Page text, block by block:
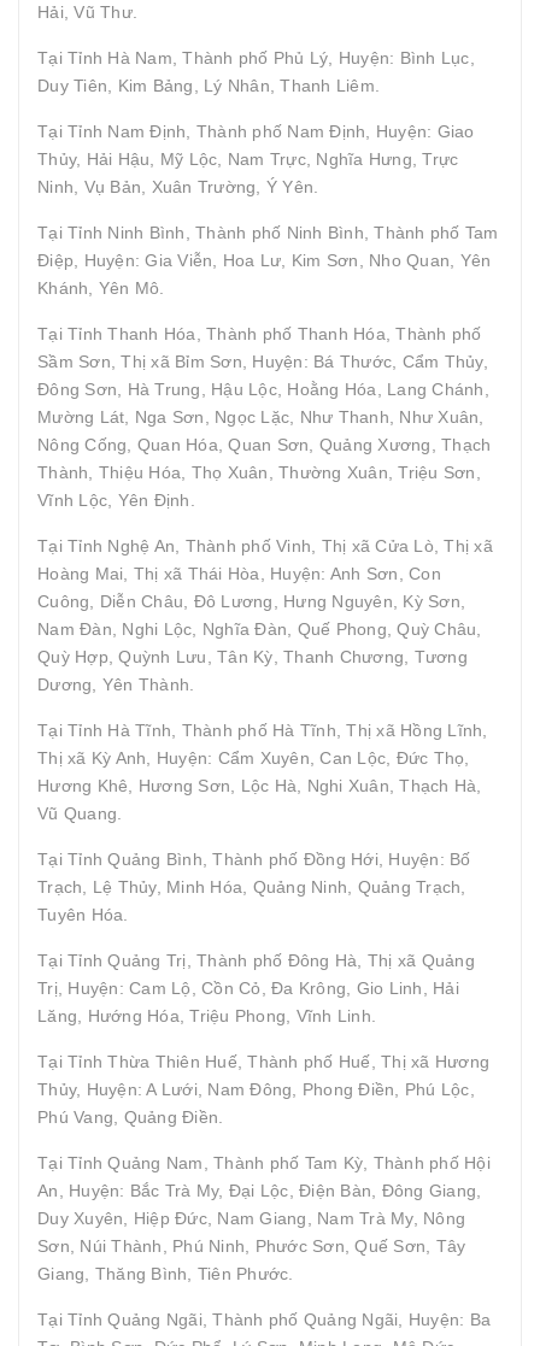
Hải, Vũ Thư.
Tại Tỉnh Hà Nam, Thành phố Phủ Lý, Huyện: Bình Lục,
Duy Tiên, Kim Bảng, Lý Nhân, Thanh Liêm.
Tại Tỉnh Nam Định, Thành phố Nam Định, Huyện: Giao
Thủy, Hải Hậu, Mỹ Lộc, Nam Trực, Nghĩa Hưng, Trực
Ninh, Vụ Bản, Xuân Trường, Ý Yên.
Tại Tỉnh Ninh Bình, Thành phố Ninh Bình, Thành phố Tam
Điệp, Huyện: Gia Viễn, Hoa Lư, Kim Sơn, Nho Quan, Yên
Khánh, Yên Mô.
Tại Tỉnh Thanh Hóa, Thành phố Thanh Hóa, Thành phố
Sầm Sơn, Thị xã Bỉm Sơn, Huyện: Bá Thước, Cẩm Thủy,
Đông Sơn, Hà Trung, Hậu Lộc, Hoằng Hóa, Lang Chánh,
Mường Lát, Nga Sơn, Ngọc Lặc, Như Thanh, Như Xuân,
Nông Cống, Quan Hóa, Quan Sơn, Quảng Xương, Thạch
Thành, Thiệu Hóa, Thọ Xuân, Thường Xuân, Triệu Sơn,
Vĩnh Lộc, Yên Định.
Tại Tỉnh Nghệ An, Thành phố Vinh, Thị xã Cửa Lò, Thị xã
Hoàng Mai, Thị xã Thái Hòa, Huyện: Anh Sơn, Con
Cuông, Diễn Châu, Đô Lương, Hưng Nguyên, Kỳ Sơn,
Nam Đàn, Nghi Lộc, Nghĩa Đàn, Quế Phong, Quỳ Châu,
Quỳ Hợp, Quỳnh Lưu, Tân Kỳ, Thanh Chương, Tương
Dương, Yên Thành.
Tại Tỉnh Hà Tĩnh, Thành phố Hà Tĩnh, Thị xã Hồng Lĩnh,
Thị xã Kỳ Anh, Huyện: Cẩm Xuyên, Can Lộc, Đức Thọ,
Hương Khê, Hương Sơn, Lộc Hà, Nghi Xuân, Thạch Hà,
Vũ Quang.
Tại Tỉnh Quảng Bình, Thành phố Đồng Hới, Huyện: Bố
Trạch, Lệ Thủy, Minh Hóa, Quảng Ninh, Quảng Trạch,
Tuyên Hóa.
Tại Tỉnh Quảng Trị, Thành phố Đông Hà, Thị xã Quảng
Trị, Huyện: Cam Lộ, Cồn Cỏ, Đa Krông, Gio Linh, Hải
Lăng, Hướng Hóa, Triệu Phong, Vĩnh Linh.
Tại Tỉnh Thừa Thiên Huế, Thành phố Huế, Thị xã Hương
Thủy, Huyện: A Lưới, Nam Đông, Phong Điền, Phú Lộc,
Phú Vang, Quảng Điền.
Tại Tỉnh Quảng Nam, Thành phố Tam Kỳ, Thành phố Hội
An, Huyện: Bắc Trà My, Đại Lộc, Điện Bàn, Đông Giang,
Duy Xuyên, Hiệp Đức, Nam Giang, Nam Trà My, Nông
Sơn, Núi Thành, Phú Ninh, Phước Sơn, Quế Sơn, Tây
Giang, Thăng Bình, Tiên Phước.
Tại Tỉnh Quảng Ngãi, Thành phố Quảng Ngãi, Huyện: Ba